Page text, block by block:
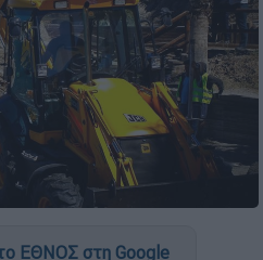
ΕΘΝΟΣ στη Google